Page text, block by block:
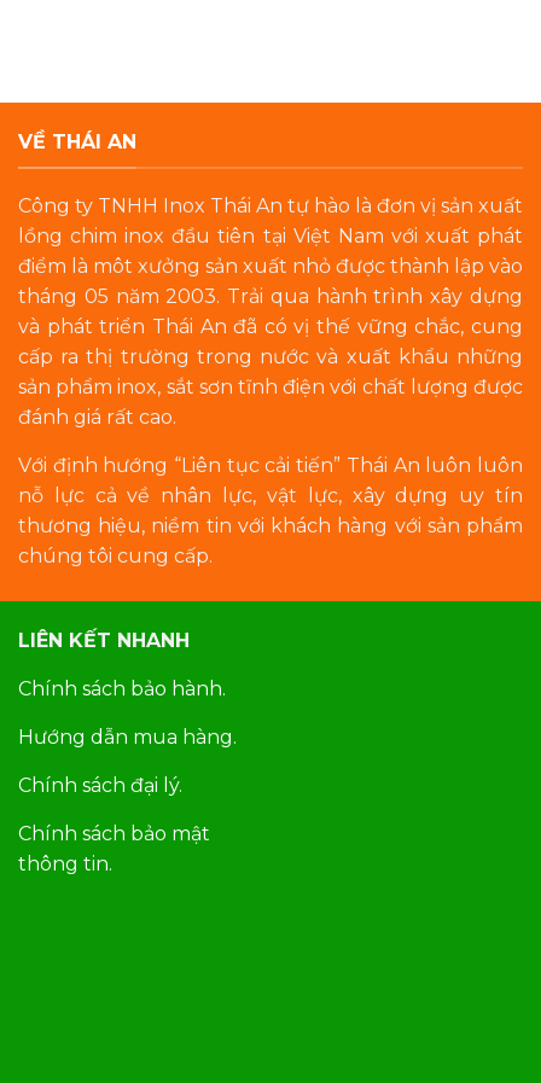
VỀ THÁI AN
Công ty TNHH Inox Thái An tự hào là đơn vị sản xuất
lồng chim inox đầu tiên tại Việt Nam với xuất phát
điểm là môt xưởng sản xuất nhỏ được thành lập vào
tháng 05 năm 2003. Trải qua hành trình xây dựng
và phát triển Thái An đã có vị thế vững chắc, cung
cấp ra thị trường trong nước và xuất khẩu những
sản phẩm inox, sắt sơn tĩnh điện với chất lượng được
đánh giá rất cao.
Với định hướng “Liên tục cải tiến” Thái An luôn luôn
nỗ lực cả về nhân lực, vật lực, xây dựng uy tín
thương hiệu, niềm tin với khách hàng với sản phẩm
chúng tôi cung cấp.
LIÊN KẾT NHANH
Chính sách bảo hành.
Hướng dẫn mua hàng.
Chính sách đại lý.
Chính sách bảo mật
thông tin.